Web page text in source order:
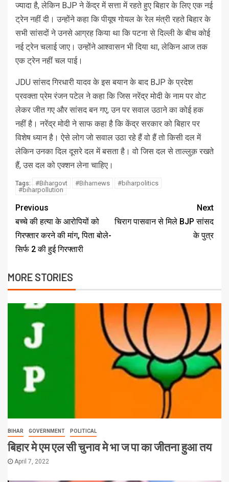
ज्यादा है, लेकिन BJP ने केंद्र में सत्ता में रहते हुए बिहार के लिए एक नई
ट्रेन नहीं दी। उन्होंने कहा कि पीयूष गोयल के रेल मंत्री रहते बिहार के
सभी सांसदों ने उनसे आग्रह किया था कि पटना से दिल्ली के बीच कोई
नई ट्रेन चलाई जाए। उन्होंने आश्वासन भी दिया था, लेकिन आज तक
एक ट्रेन नहीं चल पाई।
JDU सांसद गिरधारी यादव के इस बयान के बाद BJP के प्रदेश
प्रवक्ता प्रेम रंजन पटेल ने कहा कि जिस नरेंद्र मोदी के नाम पर वोट
लेकर जीत गए और सांसद बन गए, उन पर सवाल उठाने का कोई हक
नहीं है। नरेंद्र मोदी ने साफ कहा है कि केंद्र सरकार को बिहार पर
विशेष ध्यान है। ऐसे लोग जो सवाल उठा रहे हैं वो हैं तो किसी दल में
लेकिन उनका दिल दूसरे दल में बसता है। वो जिस दल से ताल्लुक़ रखते
हैं, उस दल को एक्शन लेना चाहिए।
Tags: #Bihargovt #Biharnews
#biharpolitics
#biharpollution
Previous
बच्चे की हत्या के आरोपियों को
गिरफ्तार करने की मांग, पिता बोले-
सिर्फ 2 की हुई गिरफ्तारी
Next
चिराग पासवान से मिले BJP सांसद
के पुत्र
MORE STORIES
BIHAR GOVERNMENT POLITICAL
बिहार मे एम एल सी चुनाव मे भा ज पा का जीतना हुआ तय
April 7, 2022